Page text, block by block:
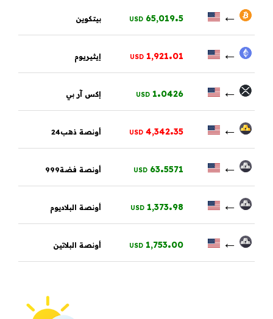
←
65,019.5
USD بيتكوين
←
1,921.01
USD إيثيريوم
←
1.0426
USD إكس آر بي
←
4,342.35
USD أونصة ذهب24
←
63.5571
USD أونصة فضة999
←
1,373.98
USD أونصة البلاديوم
←
1,753.00
USD أونصة البلاتين